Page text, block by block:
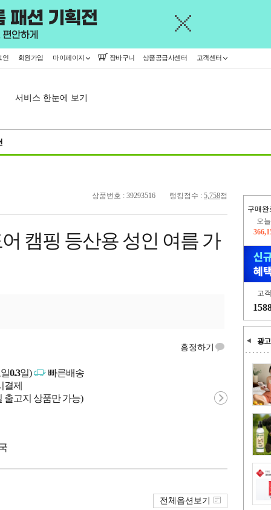
인 회원가입 마이페이지 장바구니 상품공급사센터 고객센터
서비스 한눈에 보기
구매완
고
광고
상품번호 : 39293516 랭킹점수 : 5,758점
캠핑 등산용 성인 여름 가
흥정하기
0.3일)
빠른배송
결제
출고지 상품만 가능)
전체옵션보기